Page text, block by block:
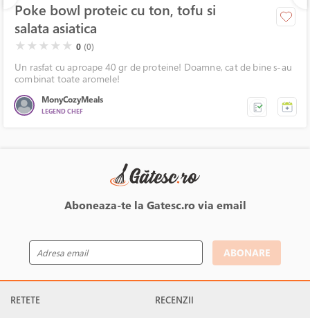
Poke bowl proteic cu ton, tofu si
salata asiatica
( )
★ ( )
★ ( )
★ ( )
★ ( )
★ 0 (0)
Un rasfat cu aproape 40 gr de proteine! Doamne, cat de bine s-au
combinat toate aromele!
MonyCozyMeals
LEGEND CHEF
Aboneaza-te la Gatesc.ro via email
ABONARE
RETETE
RECENZII